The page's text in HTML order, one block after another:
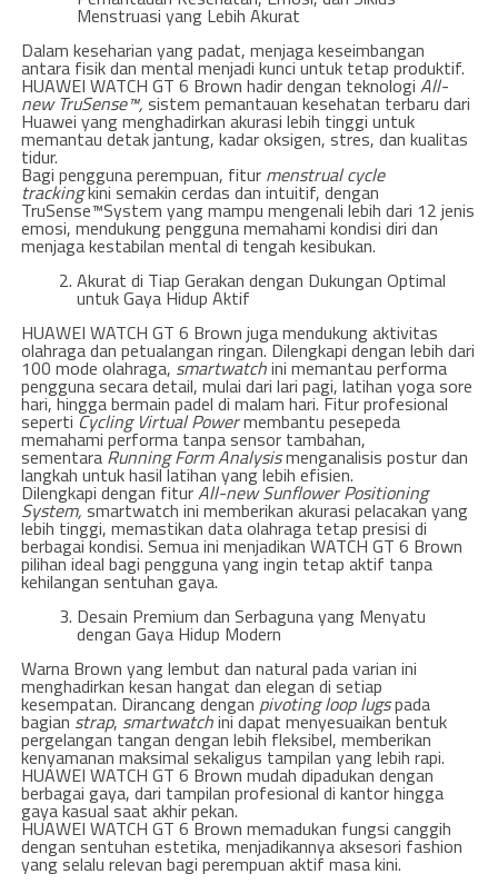
Menstruasi yang Lebih Akurat
Dalam keseharian yang padat, menjaga keseimbangan
antara fisik dan mental menjadi kunci untuk tetap produktif.
HUAWEI WATCH GT 6 Brown hadir dengan teknologi All-
new TruSense™, sistem pemantauan kesehatan terbaru dari
Huawei yang menghadirkan akurasi lebih tinggi untuk
memantau detak jantung, kadar oksigen, stres, dan kualitas
tidur.
Bagi pengguna perempuan, fitur menstrual cycle
trackingkini semakin cerdas dan intuitif, dengan
TruSense™System yang mampu mengenali lebih dari 12 jenis
emosi, mendukung pengguna memahami kondisi diri dan
menjaga kestabilan mental di tengah kesibukan.
Akurat di Tiap Gerakan dengan Dukungan Optimal
untuk Gaya Hidup Aktif
HUAWEI WATCH GT 6 Brown juga mendukung aktivitas
olahraga dan petualangan ringan. Dilengkapi dengan lebih dari
100 mode olahraga, smartwatchini memantau performa
pengguna secara detail, mulai dari lari pagi, latihan yoga sore
hari, hingga bermain padel di malam hari. Fitur profesional
seperti Cycling Virtual Powermembantu pesepeda
memahami performa tanpa sensor tambahan,
sementara Running Form Analysismenganalisis postur dan
langkah untuk hasil latihan yang lebih efisien.
Dilengkapi dengan fiturAll-new Sunflower Positioning
System,smartwatch ini memberikan akurasi pelacakan yang
lebih tinggi, memastikan data olahraga tetap presisi di
berbagai kondisi. Semua ini menjadikan WATCH GT 6 Brown
pilihan ideal bagi pengguna yang ingin tetap aktif tanpa
kehilangan sentuhan gaya.
Desain Premium dan Serbaguna yang Menyatu
dengan Gaya Hidup Modern
Warna Brown yang lembut dan natural pada varian ini
menghadirkan kesan hangat dan elegan di setiap
kesempatan. Dirancang dengan pivoting loop lugspada
bagianstrap, smartwatchini dapat menyesuaikan bentuk
pergelangan tangan dengan lebih fleksibel, memberikan
kenyamanan maksimal sekaligus tampilan yang lebih rapi.
HUAWEI WATCH GT 6 Brown mudah dipadukan dengan
berbagai gaya, dari tampilan profesional di kantor hingga
gaya kasual saat akhir pekan.
HUAWEI WATCH GT 6 Brown memadukan fungsi canggih
dengan sentuhan estetika, menjadikannya aksesori fashion
yang selalu relevan bagi perempuan aktif masa kini.